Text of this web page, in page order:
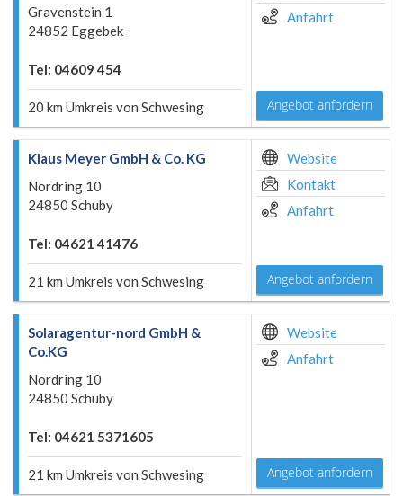
Gravenstein 1
24852 Eggebek
Tel: 04609 454
20 km Umkreis von Schwesing
Anfahrt
Angebot anfordern
Klaus Meyer GmbH & Co. KG
Nordring 10
24850 Schuby
Tel: 04621 41476
21 km Umkreis von Schwesing
Website
Kontakt
Anfahrt
Angebot anfordern
Solaragentur-nord GmbH &
Co.KG
Nordring 10
24850 Schuby
Tel: 04621 5371605
21 km Umkreis von Schwesing
Website
Anfahrt
Angebot anfordern